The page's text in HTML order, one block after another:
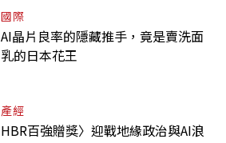
國際
AI晶片良率的隱藏推手，竟是賣洗面
乳的日本花王
產經
HBR百強贈獎〉迎戰地緣政治與AI浪